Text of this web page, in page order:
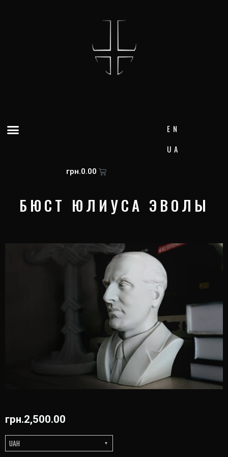
Меню
EN
UA
грн.0.00 Корзина
БЮСТ ЮЛИУСА ЭВОЛЫ
грн.2,500.00
UAH